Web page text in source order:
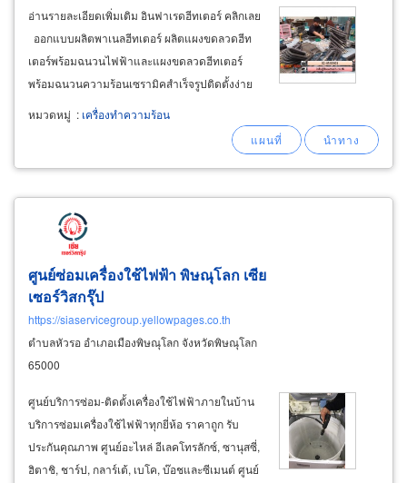
อ่านรายละเอียดเพิ่มเติม อินฟาเรดฮีทเตอร์ คลิกเลย
ออกแบบผลิตพาเนลฮีทเตอร์ ผลิตแผงขดลวดฮีท
เตอร์พร้อมฉนวนไฟฟ้าและแผงขดลวดฮีทเตอร์
พร้อมฉนวนความร้อนเซรามิคสำเร็จรูปติดตั้งง่าย
รับผลิตฮีทเตอร์ระบบทำความร้อนให้กับอากาศ
หมวดหมู่ : เครื่องทำความร้อน
ศูนย์ซ่อมเครื่องใช้ไฟฟ้า พิษณุโลก เซีย
เซอร์วิสกรุ๊ป
https://siaservicegroup.yellowpages.co.th
ตำบลหัวรอ อำเภอเมืองพิษณุโลก จังหวัดพิษณุโลก
65000
ศูนย์บริการซ่อม-ติดตั้งเครื่องใช้ไฟฟ้าภายในบ้าน
บริการซ่อมเครื่องใช้ไฟฟ้าทุกยี่ห้อ ราคาถูก รับ
ประกันคุณภาพ ศูนย์อะไหล่ อีเลคโทรลักซ์, ซานุสซี่,
ฮิตาชิ, ชาร์ป, กลาร์เต้, เบโค, บ๊อชและซีเมนต์ ศูนย์